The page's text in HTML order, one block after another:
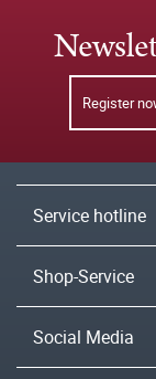
Register
Service hotline
Shop-Service
Social Media